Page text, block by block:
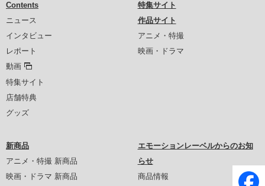
Contents
ニュース
インタビュー
レポート
動画
特集サイト
店舗特典
グッズ
特集サイト
作品サイト
アニメ・特撮
映画・ドラマ
新商品
アニメ・特撮 新商品
映画・ドラマ 新商品
エモーションレーベルからのお知
らせ
商品情報